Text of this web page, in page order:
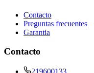
Contacto
Preguntas frecuentes
Garantia
Contacto
219600133